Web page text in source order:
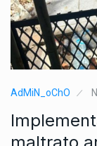
AdMiN_oChO